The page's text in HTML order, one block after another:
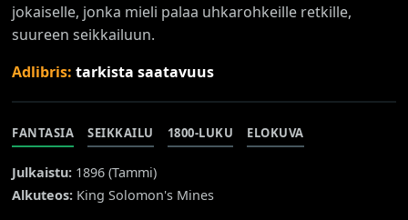
jokaiselle, jonka mieli palaa uhkarohkeille retkille,
suureen seikkailuun.
Adlibris:tarkista saatavuus
FANTASIA SEIKKAILU 1800-LUKU ELOKUVA
Julkaistu: 1896 (Tammi)
Alkuteos: King Solomon's Mines